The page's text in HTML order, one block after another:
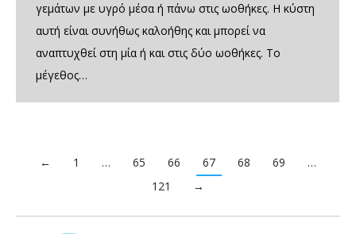
γεμάτων με υγρό μέσα ή πάνω στις ωοθήκες. Η κύστη
αυτή είναι συνήθως καλοήθης και μπορεί να
αναπτυχθεί στη μία ή και στις δύο ωοθήκες. Το
μέγεθος…
← 1 … 65 66 67 68 69
…
121
→